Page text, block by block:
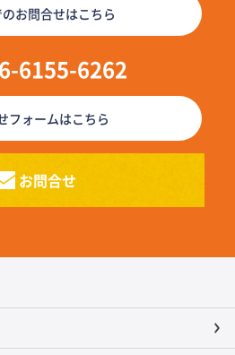
お問合せはこちら
6155-6262
フォームはこちら
お問合せ